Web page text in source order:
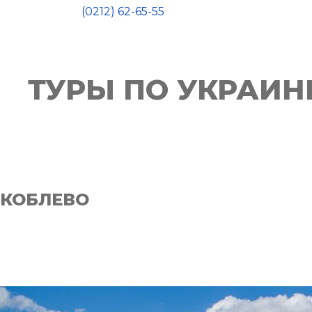
(0212) 62-65-55
ТУРЫ ПО
КОБЛЕВО